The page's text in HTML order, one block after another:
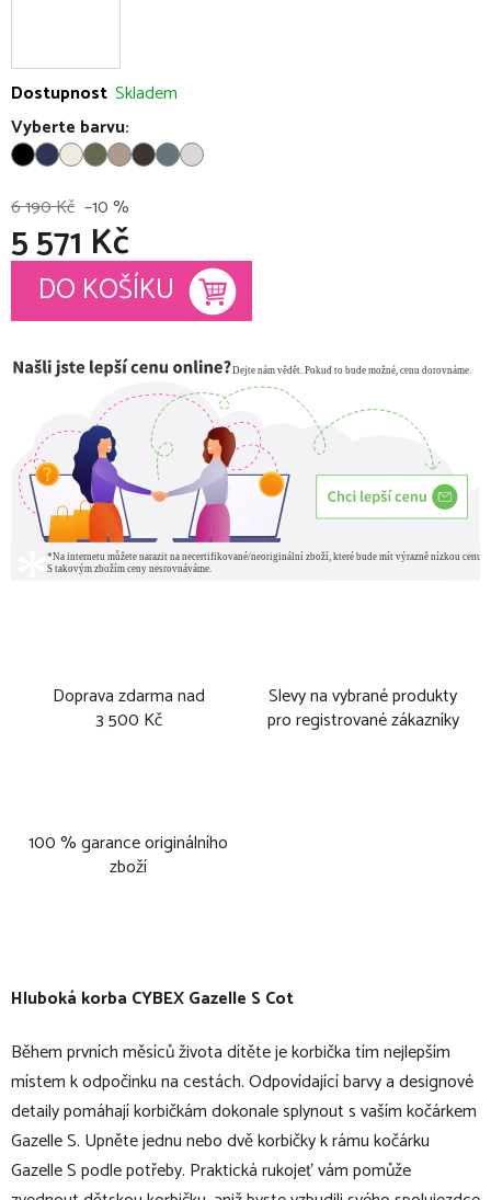
Dostupnost Skladem
Vyberte barvu:
6 190 Kč –10 %
5 571 Kč
Měrná cena:
DO KOŠÍKU
Doprava zdarma nad
3 500 Kč
Slevy na vybrané produkty
pro registrované zákazníky
100 % garance originálního
zboží
Hluboká korba CYBEX Gazelle S Cot
Během prvních měsíců života dítěte je korbička tím nejlepším
místem k odpočinku na cestách. Odpovídající barvy a designové
detaily pomáhají korbičkám dokonale splynout s vaším kočárkem
Gazelle S. Upněte jednu nebo dvě korbičky k rámu kočárku
Gazelle S podle potřeby. Praktická rukojeť vám pomůže